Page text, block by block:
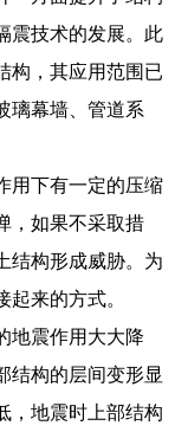
震技术的发展。此
构，其应用范围已
璃幕墙、管道系
用下有一定的压缩
，如果不采取措
结构形成威胁。为
来的方式。
地震作用大大降
结构的层间变形显
，地震时上部结构